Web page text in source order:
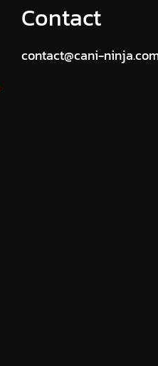
Contact
contact@cani-